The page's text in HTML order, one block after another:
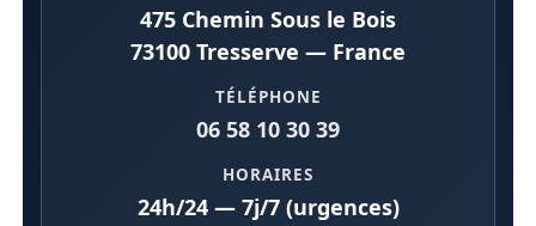
475 Chemin Sous le Bois
73100 Tresserve — France
TÉLÉPHONE
06 58 10 30 39
HORAIRES
24h/24 — 7j/7 (urgences)